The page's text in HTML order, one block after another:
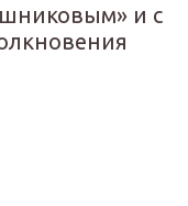
и с